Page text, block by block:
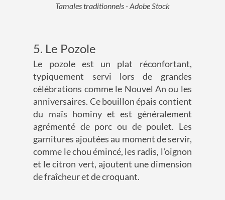
Tamales traditionnels - Adobe Stock
5. Le Pozole
Le pozole est un plat réconfortant,
typiquement servi lors de grandes
célébrations comme le Nouvel An ou les
anniversaires. Ce bouillon épais contient
du maïs hominy et est généralement
agrémenté de porc ou de poulet. Les
garnitures ajoutées au moment de servir,
comme le chou émincé, les radis, l'oignon
et le citron vert, ajoutent une dimension
de fraîcheur et de croquant.